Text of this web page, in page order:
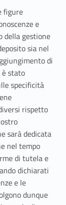
figure
e
della gestione
sia nel
di
stato
specificità
rispetto
sarà dedicata
nel tempo
di tutela e
dichiarati
e le
dunque